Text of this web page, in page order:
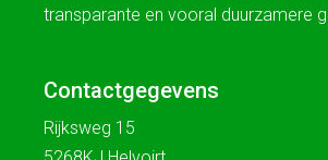
transparante en vooral duurzamere
Contactgegevens
Rijksweg 15